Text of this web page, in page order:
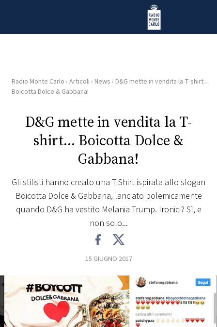
Radio Monte Carlo
HOME
RADIO
WEB
PLAYLIST
NEWS
EVENTI
VIDEO
Radio Monte Carlo › Articoli › News › D&G mette in vendita la T-shirt…
Boicotta Dolce & Gabbana!
D&G mette in vendita la T-
shirt… Boicotta Dolce &
Gabbana!
Gli stilisti hanno creato una T-Shirt ispirata allo slogan
Boicotta Dolce & Gabbana, lanciato polemicamente
quando D&G ha vestito Melania Trump. Ironici? Sì, e
non solo...
15 GIUGNO 2017